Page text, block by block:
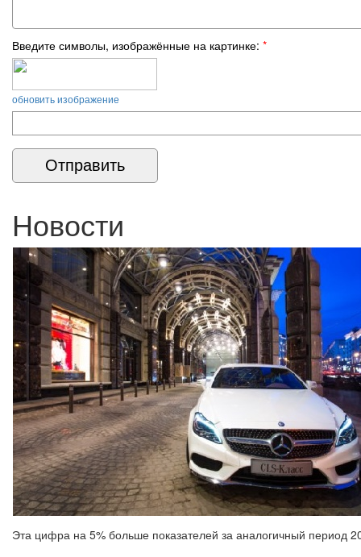
Введите символы, изображённые на картинке: *
обновить изображение
Новости
Эта цифра на 5% больше показателей за аналогичный период